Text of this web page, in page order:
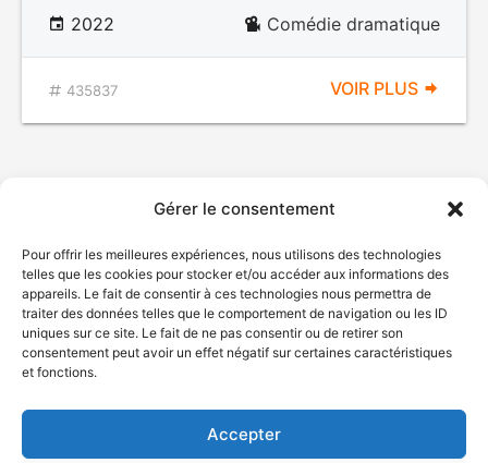
Gérer le consentement
Pour offrir les meilleures expériences, nous utilisons des technologies
telles que les cookies pour stocker et/ou accéder aux informations des
appareils. Le fait de consentir à ces technologies nous permettra de
traiter des données telles que le comportement de navigation ou les ID
uniques sur ce site. Le fait de ne pas consentir ou de retirer son
consentement peut avoir un effet négatif sur certaines caractéristiques
et fonctions.
Accepter
2022 Comédie dramatique
435837 VOIR PLUS
© Gouvernement du Québec, 2026
Plan du site
Accessibilité
Accès à l'information